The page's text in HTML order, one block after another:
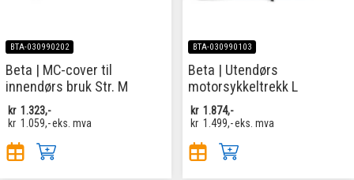
BTA-030990202
Beta | MC-cover til
innendørs bruk Str. M
kr 1.323,-
kr 1.059,-eks. mva
BTA-030990103
Beta | Utendørs
motorsykkeltrekk L
kr 1.874,-
kr 1.499,-eks. mva